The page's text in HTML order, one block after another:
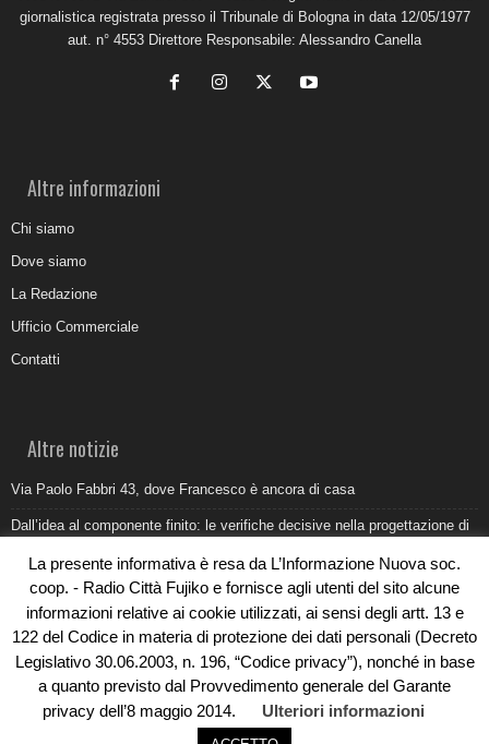
giornalistica registrata presso il Tribunale di Bologna in data 12/05/1977
aut. n° 4553 Direttore Responsabile: Alessandro Canella
Altre informazioni
Chi siamo
Dove siamo
La Redazione
Ufficio Commerciale
Contatti
Altre notizie
Via Paolo Fabbri 43, dove Francesco è ancora di casa
Dall’idea al componente finito: le verifiche decisive nella progettazione di
Belvedere Marittimo e il report ARPACAL 2026 sulla qualità del mare
Come organizzare e allestire una camera ardente per l’ultimo saluto
Umidità di risalita in casa, come riconoscere i segnali veri
La presente informativa è resa da L’Informazione Nuova soc.
coop. - Radio Città Fujiko e fornisce agli utenti del sito alcune
informazioni relative ai cookie utilizzati, ai sensi degli artt. 13 e
122 del Codice in materia di protezione dei dati personali (Decreto
Legislativo 30.06.2003, n. 196, “Codice privacy”), nonché in base
a quanto previsto dal Provvedimento generale del Garante
privacy dell’8 maggio 2014.
Ulteriori informazioni